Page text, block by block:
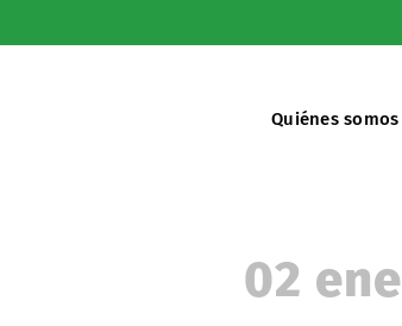
Quiénes somos
02 ene